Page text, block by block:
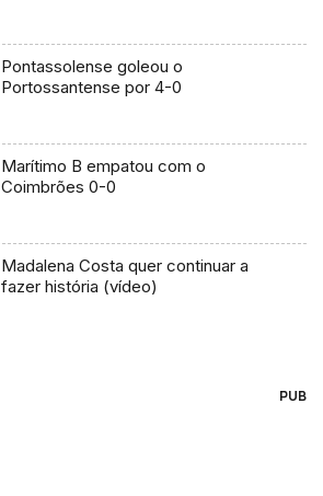
Pontassolense goleou o
Portossantense por 4-0
Marítimo B empatou com o
Coimbrões 0-0
Madalena Costa quer continuar a
fazer história (vídeo)
PUB